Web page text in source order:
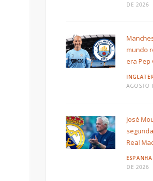
DE 2026
mundo
era Pep
AGOSTO
José
Real
ESPANHA
DE 2026